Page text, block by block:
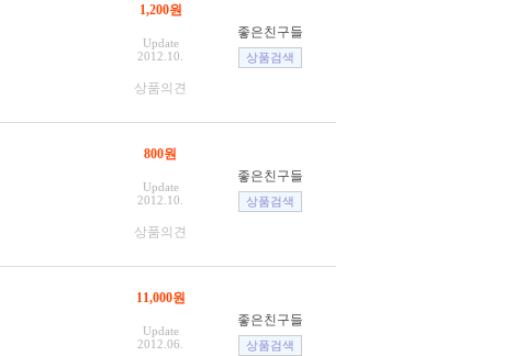
1,200원
Update
2012.10.
상품의견
좋은친구들
800원
Update
2012.10.
상품의견
좋은친구들
11,000원
Update
2012.06.
좋은친구들